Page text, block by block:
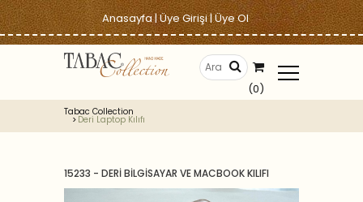
Anasayfa|Üye Girişi|Üye Ol
(0)
Tabac Collection
Deri Laptop Kılıfı
15233 - DERİ BİLGİSAYAR VE MACBOOK KILIFI